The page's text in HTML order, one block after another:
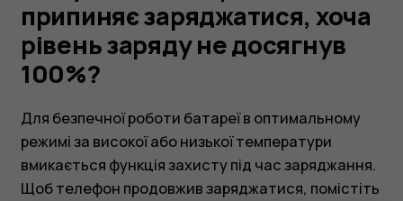
не
досягнув
100%?
припиняє заряджатися, хоча
рівень заряду не досягнув
100%?
Для безпечної роботи батареї в оптимальному
режимі за високої або низької температури
вмикається функція захисту під час заряджання.
Щоб телефон продовжив заряджатися, помістіть